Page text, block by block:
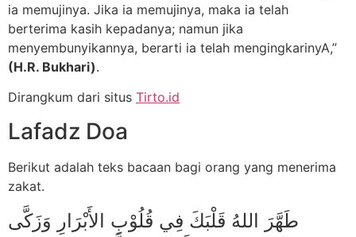
ia memujinya. Jika ia memujinya, maka ia telah
berterima kasih kepadanya; namun jika
menyembunyikannya, berarti ia telah mengingkarinyA,”
(H.R. Bukhari).
Dirangkum dari situs Tirto.id
Lafadz Doa
Berikut adalah teks bacaan bagi orang yang menerima
zakat.
طَهَّرَ اللهُ قَلْبَكَ فِي قُلُوْبِ الأَبْرَارِ وَزَكَّى